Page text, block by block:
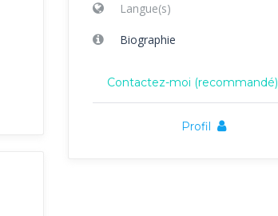
Langue(s)
Biographie
Contactez-moi (recommandé)
Profil